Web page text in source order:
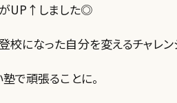
UP↑しました◎
校になった自分を変えるチャレ
で頑張ることに。